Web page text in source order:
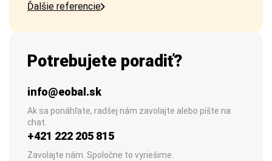
Ďalšie referencie
Potrebujete poradiť?
info@eobal.sk
Ak sa ponáhľate, radšej nám zavolajte alebo píšte na
chat.
+421 222 205 815
Zavolajte nám. Spoločne to vyriešime.